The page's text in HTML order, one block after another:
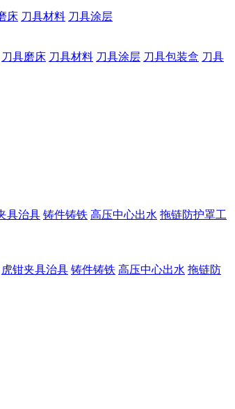
床 刀具材料 刀具涂层
刀具磨床 刀具材料 刀具涂层 刀具包装盒 刀具
具治具 铸件铸铁 高压中心出水 拖链防护罩工
虎钳夹具治具 铸件铸铁 高压中心出水 拖链防